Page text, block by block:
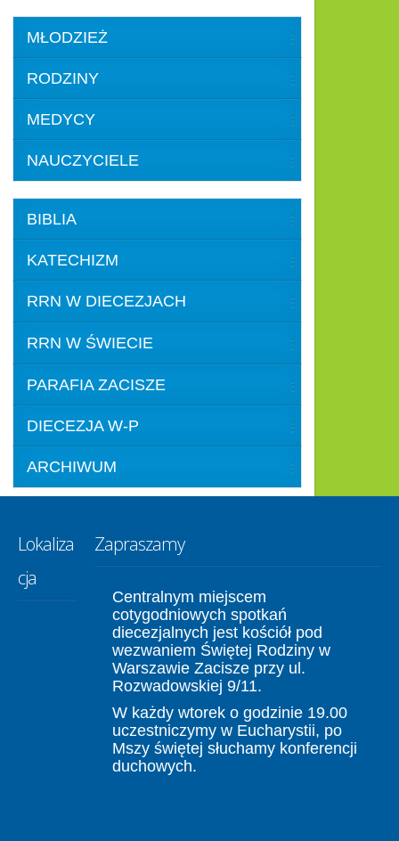
MŁODZIEŻ
RODZINY
MEDYCY
NAUCZYCIELE
BIBLIA
KATECHIZM
RRN W DIECEZJACH
RRN W ŚWIECIE
PARAFIA ZACISZE
DIECEZJA W-P
ARCHIWUM
Lokaliza
cja
Zapraszamy
Centralnym miejscem
cotygodniowych spotkań
diecezjalnych jest kościół pod
wezwaniem Świętej Rodziny w
Warszawie Zacisze przy ul.
Rozwadowskiej 9/11.
W każdy wtorek o godzinie 19.00
uczestniczymy w Eucharystii, po
Mszy świętej słuchamy konferencji
duchowych.